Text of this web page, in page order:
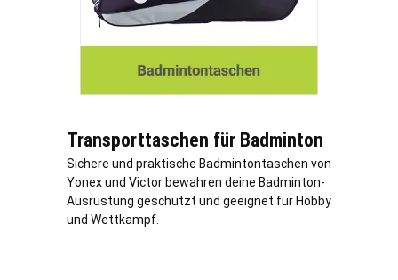
Transporttaschen für Badminton
Sichere und praktische Badmintontaschen von
Yonex und Victor bewahren deine Badminton-
Ausrüstung geschützt und geeignet für Hobby
und Wettkampf.